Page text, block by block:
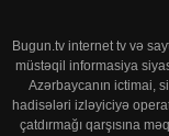
Bugun.tv internet tv və
müstəqil informasiya
Azərbaycanın ictimai,
hadisələri izləyiciyə
çatdırmağı qarşısına